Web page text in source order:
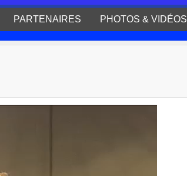
PARTENAIRES PHOTOS & VIDÉOS